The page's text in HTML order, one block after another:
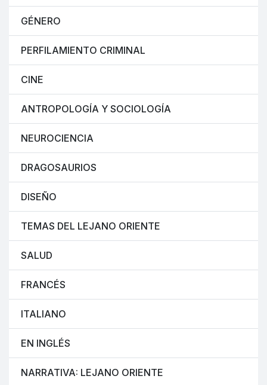
GÉNERO
PERFILAMIENTO CRIMINAL
CINE
ANTROPOLOGÍA Y SOCIOLOGÍA
NEUROCIENCIA
DRAGOSAURIOS
DISEÑO
TEMAS DEL LEJANO ORIENTE
SALUD
FRANCÉS
ITALIANO
EN INGLÉS
NARRATIVA: LEJANO ORIENTE